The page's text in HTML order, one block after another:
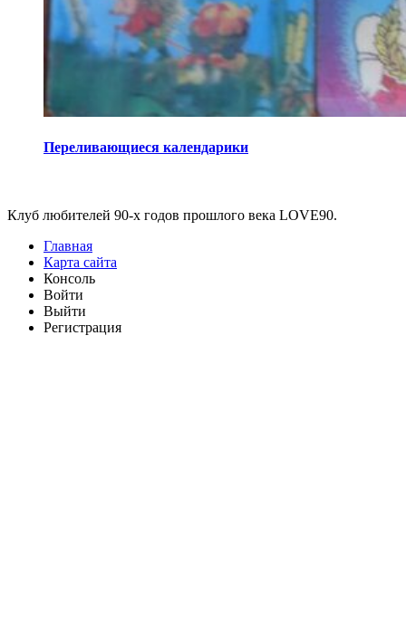
Переливающиеся календарики
Клуб любителей 90-х годов прошлого века LOVE90.
Главная
Карта сайта
Консоль
Войти
Выйти
Регистрация